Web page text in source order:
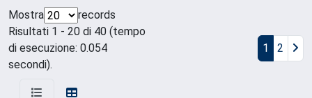
Mostra
records
Risultati 1 - 20 di 40 (tempo
di esecuzione: 0.054
secondi).
1 2